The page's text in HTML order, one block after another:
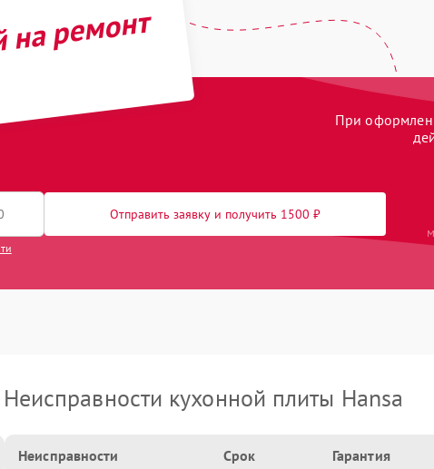
ремонт
При
Отправить заявку и получить 1500 ₽
Неисправности кухонной плиты Hansa
Неисправности Срок Гарантия